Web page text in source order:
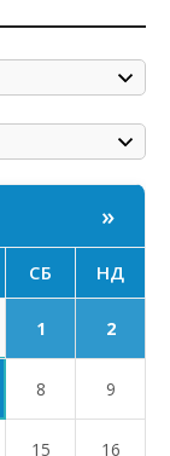
»
СБ НД
1 2
8 9
15 16